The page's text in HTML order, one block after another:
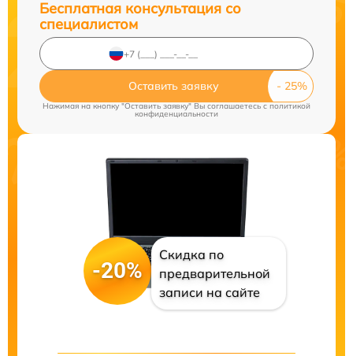
Бесплатная консультация со
специалистом
Оставить заявку
Нажимая на кнопку "Оставить заявку" Вы соглашаетесь c политикой
конфиденциальности
-20%
Скидка по
предварительной
записи на сайте